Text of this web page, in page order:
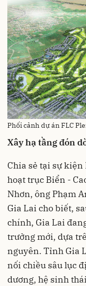
Phối cảnh dự án FLC
Xây hạ tầng đón
Chia sẻ tại sự
hoạt trục Biển -
Nhơn, ông Phạm
Gia Lai cho biết,
chính, Gia Lai
trưởng mới, dựa
nguyên. Tỉnh Gia
nối chiều sâu lục
dương, hệ sinh